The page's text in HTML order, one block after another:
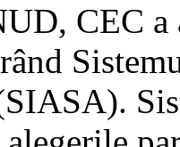
CEC a